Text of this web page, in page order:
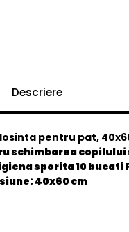
Descriere
pentru pat,
schimbarea
sporita 10
: 40x60 cm